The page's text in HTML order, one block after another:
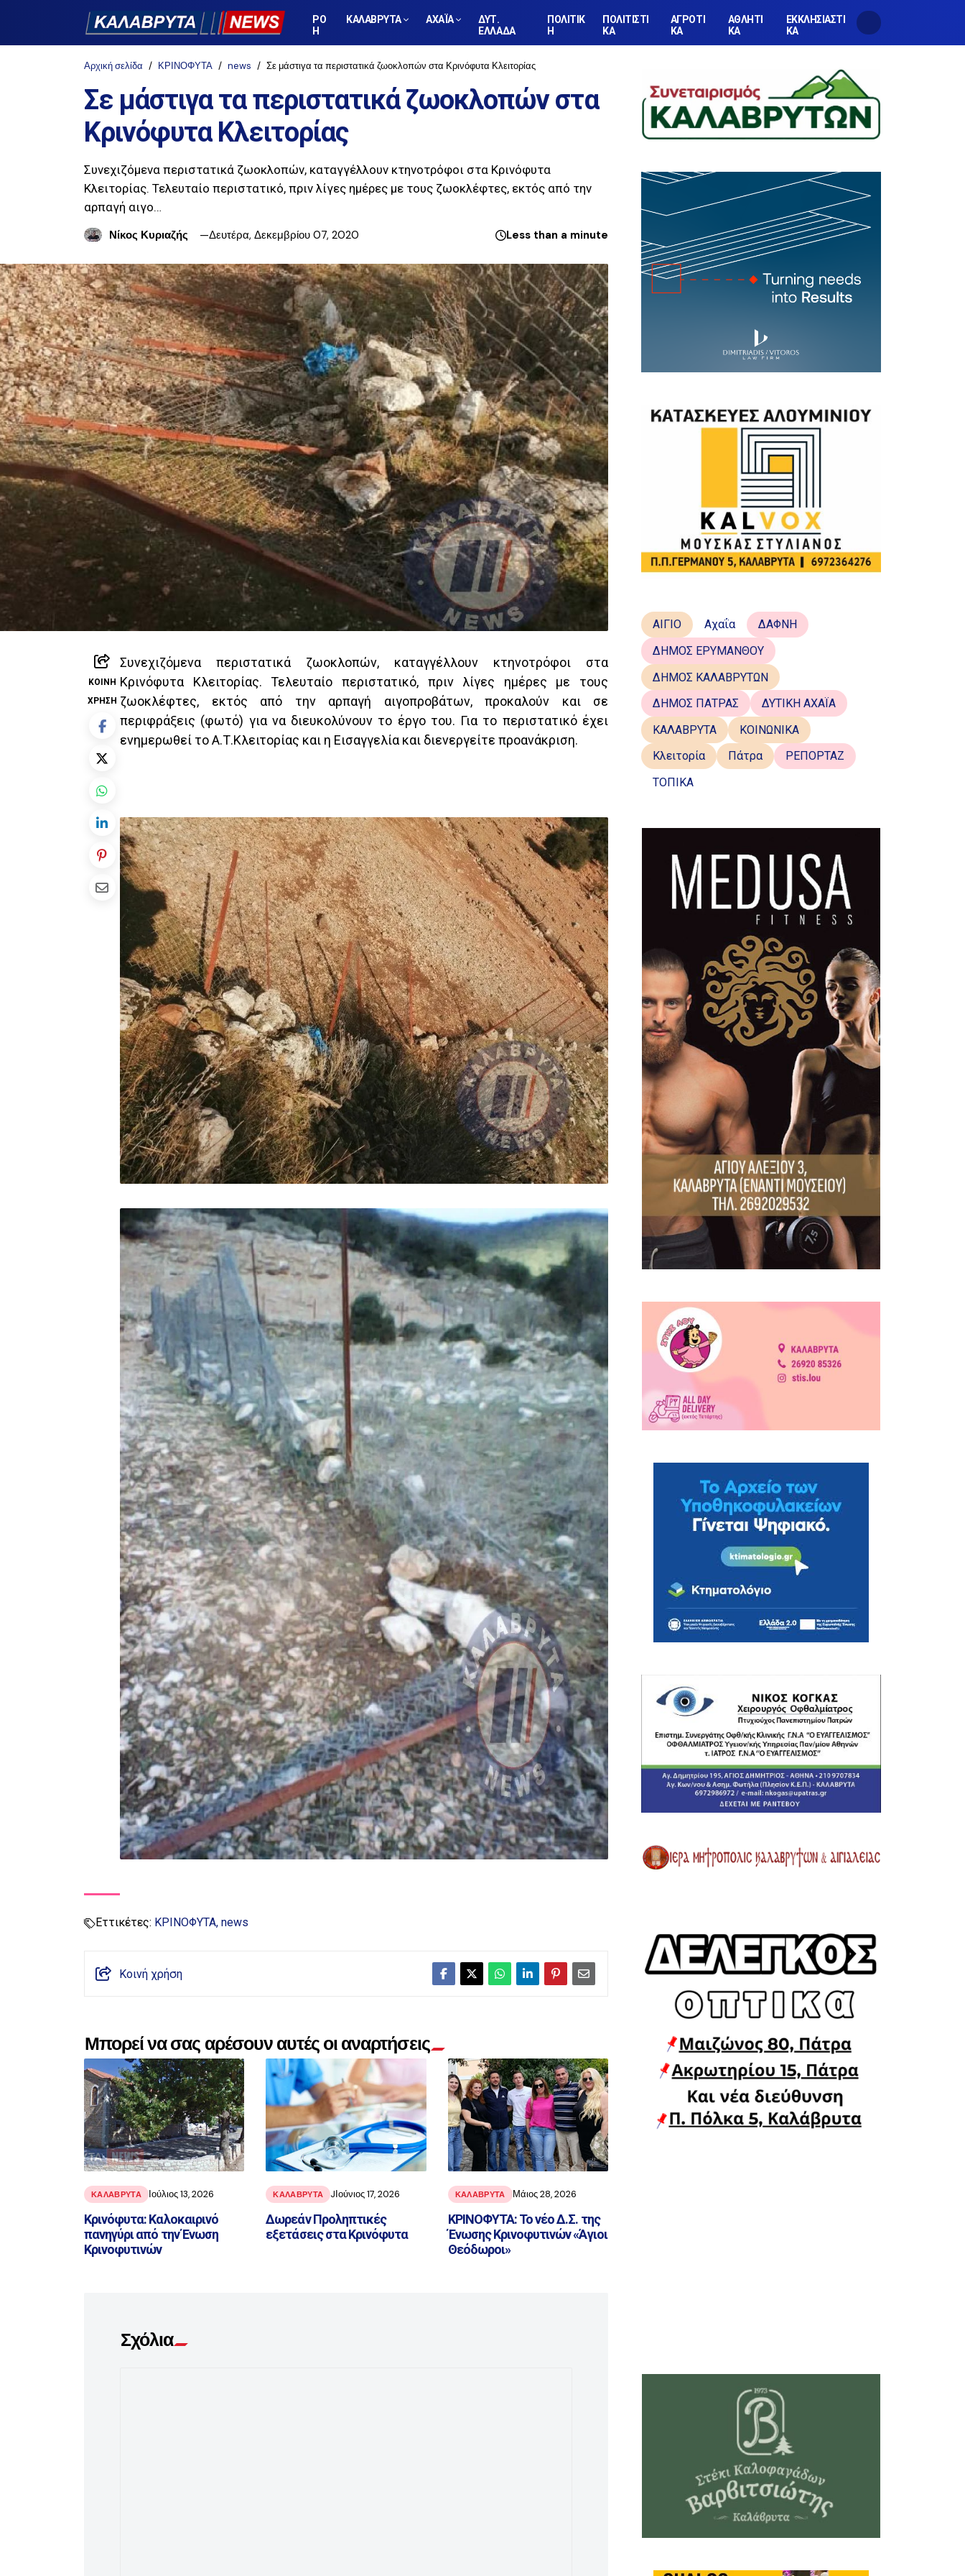
ΡΟ
Η
ΚΑΛΑΒΡΥΤΑ ΑΧΑΪΑ
ΔΥΤ.
ΕΛΛΑΔΑ
ΠΟΛΙΤΙΚ
Η
ΠΟΛΙΤΙΣΤΙ
ΚΑ
ΑΓΡΟΤΙ
ΚΑ
ΑΘΛΗΤΙ
ΚΑ
ΕΚΚΛΗΣΙΑΣΤΙ
ΚΑ
Αρχική σελίδα ΚΡΙΝΟΦΥΤΑ news Σε μάστιγα τα περιστατικά ζωοκλοπών στα Κρινόφυτα Κλειτορίας
Σε μάστιγα τα περιστατικά ζωοκλοπών στα
Κρινόφυτα Κλειτορίας
Συνεχιζόμενα περιστατικά ζωοκλοπών, καταγγέλλουν κτηνοτρόφοι στα Κρινόφυτα
Κλειτορίας. Τελευταίο περιστατικό, πριν λίγες ημέρες με τους ζωοκλέφτες, εκτός από την
αρπαγή αιγο…
Νίκος Κυριαζής
Δευτέρα, Δεκεμβρίου 07, 2020 Less than a minute
ΚΟΙΝΉ
ΧΡΉΣΗ
Συνεχιζόμενα περιστατικά ζωοκλοπών, καταγγέλλουν κτηνοτρόφοι στα
Κρινόφυτα Κλειτορίας. Τελευταίο περιστατικό, πριν λίγες ημέρες με τους
ζωοκλέφτες, εκτός από την αρπαγή αιγοπροβάτων, προκαλούν και σε
περιφράξεις (φωτό) για να διευκολύνουν το έργο του. Για το περιστατικό έχει
ενημερωθεί το Α.Τ.Κλειτορίας και η Εισαγγελία και διενεργείτε προανάκριση.
Εττικέτες: ΚΡΙΝΟΦΥΤΑ news
Κοινή χρήση
Μπορεί να σας αρέσουν αυτές οι αναρτήσεις
ΚΑΛΑΒΡΥΤΑ Ιούλιος 13, 2026
Κρινόφυτα: Καλοκαιρινό
πανηγύρι από την Ένωση
Κρινοφυτινών
ΚΑΛΑΒΡΥΤΑ JΙούνιος 17, 2026
Δωρεάν Προληπτικές
εξετάσεις στα Κρινόφυτα
ΚΑΛΑΒΡΥΤΑ Μάιος 28, 2026
ΚΡΙΝΟΦΥΤΑ: Το νέο Δ.Σ. της
Ένωσης Κρινοφυτινών «Άγιοι
Θεόδωροι»
Σχόλια
ΑΙΓΙΟ Αχαΐα
ΔΑΦΝΗ
ΔΗΜΟΣ ΕΡΥΜΑΝΘΟΥ
ΔΗΜΟΣ ΚΑΛΑΒΡΥΤΩΝ
ΔΗΜΟΣ ΠΑΤΡΑΣ
ΔΥΤΙΚΗ ΑΧΑΪΑ
ΚΑΛΑΒΡΥΤΑ
ΚΟΙΝΩΝΙΚΑ
Κλειτορία
Πάτρα
ΡΕΠΟΡΤΑΖ
ΤΟΠΙΚΑ